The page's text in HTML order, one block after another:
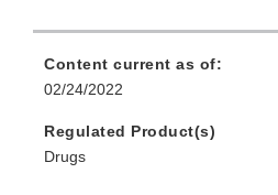
Content current as of:
02/24/2022
Regulated Product(s)
Drugs